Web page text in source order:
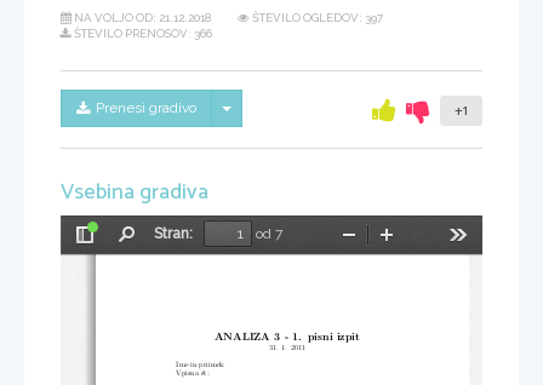
NA VOLJO OD: 21.12.2018
ŠTEVILO OGLEDOV: 397
ŠTEVILO PRENOSOV: 366
Prenesi gradivo Skrij/prikaži meni +1
Vsebina gradiva
Preklopi
Stran:
od 7
Pomanjšaj
ANALIZA 3 - 1. pisni izpit
31. 1. 2011
Ime in priimek:
Vpisna ˇst.: